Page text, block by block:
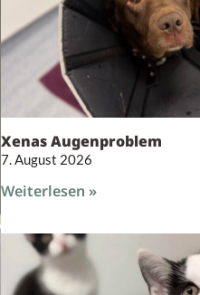
Xenas Augenproblem
7. August 2026
Weiterlesen »